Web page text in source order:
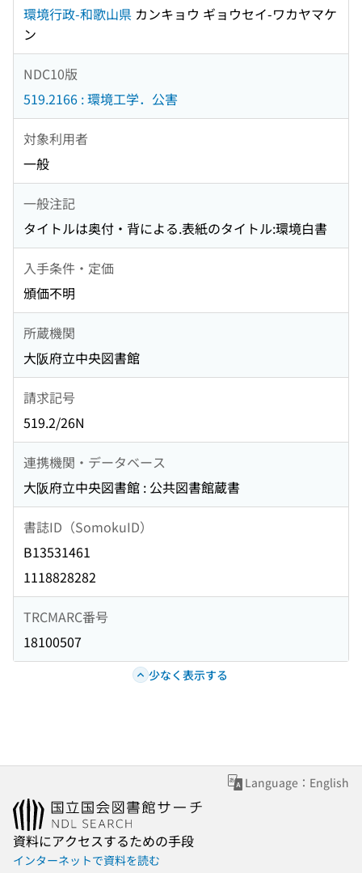
環境行政-和歌山県 カンキョウ ギョウセイ-ワカヤマケ
ン
NDC10版
519.2166 : 環境工学．公害
対象利用者
一般
一般注記
タイトルは奥付・背による.表紙のタイトル:環境白書
入手条件・定価
頒価不明
所蔵機関
大阪府立中央図書館
請求記号
519.2/26N
連携機関・データベース
大阪府立中央図書館 : 公共図書館蔵書
書誌ID（SomokuID）
B13531461
1118828282
TRCMARC番号
18100507
少なく表示する
Language：English
資料にアクセスするための手段
インターネットで資料を読む